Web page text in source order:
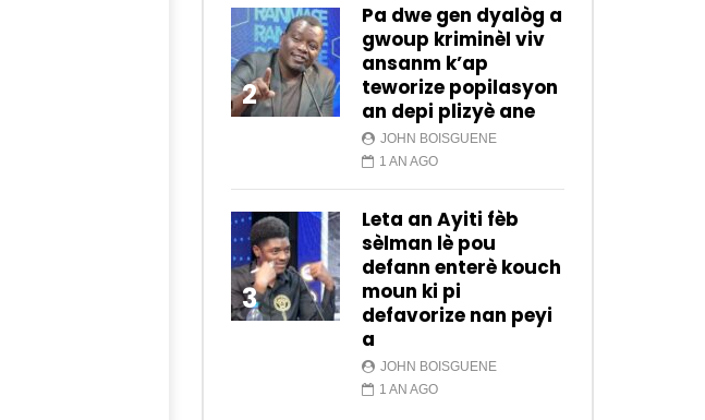
2
Pa dwe gen dyalòg a
gwoup kriminèl viv
ansanm k’ap
teworize popilasyon
an depi plizyè ane
JOHN BOISGUENE
1 AN AGO
3
Leta an Ayiti fèb
sèlman lè pou
defann enterè kouch
moun ki pi
defavorize nan peyi
a
JOHN BOISGUENE
1 AN AGO